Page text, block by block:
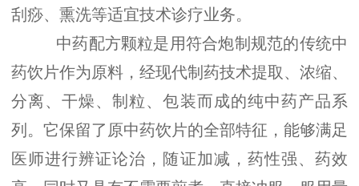
刮痧、熏洗等适宜技术诊疗业务。
中药配方颗粒是用符合炮制规范的传统中
药饮片作为原料，经现代制药技术提取、浓缩、
分离、干燥、制粒、包装而成的纯中药产品系
列。它保留了原中药饮片的全部特征，能够满足
医师进行辨证论治，随证加减，药性强、药效